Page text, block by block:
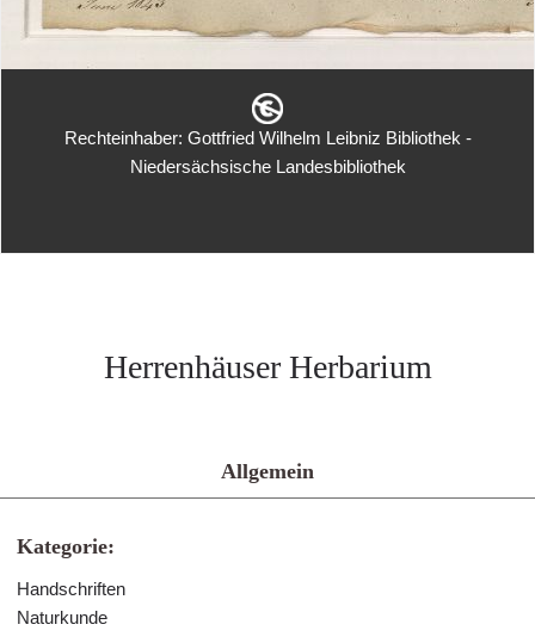
Rechteinhaber: Gottfried Wilhelm Leibniz Bibliothek -
Niedersächsische Landesbibliothek
Herrenhäuser Herbarium
Allgemein
Kategorie:
Handschriften
Naturkunde